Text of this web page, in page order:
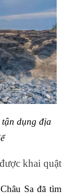
tận dụng địa
khai quật
Sa đã tìm